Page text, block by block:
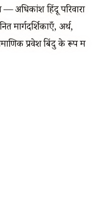
अधिकांश हिंदू परिवारों
मार्गदर्शिकाएँ, अर्थ,
प्रवेश बिंदु के रूप में